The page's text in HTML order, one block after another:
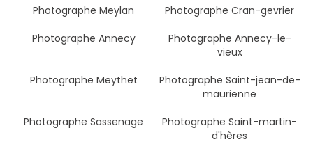
Photographe Meylan
Photographe Cran-gevrier
Photographe Annecy
Photographe Annecy-le-
vieux
Photographe Meythet
Photographe Saint-jean-de-
maurienne
Photographe Sassenage
Photographe Saint-martin-
d'hères